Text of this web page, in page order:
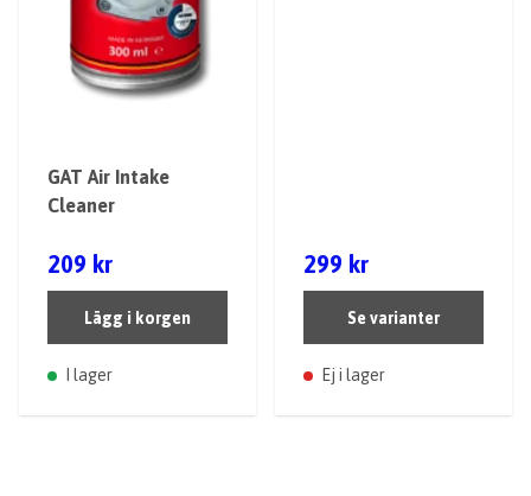
GAT Air Intake
Cleaner
209 kr
Lägg i korgen
I lager
299 kr
Se varianter
Ej i lager